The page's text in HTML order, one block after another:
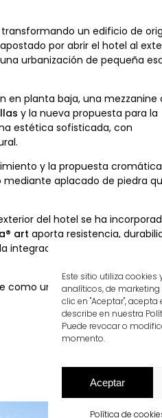
Este sitio utiliza
analíticos, de
clic en "Aceptar",
describe en nuestra
Puede revocar o
momento.
Aceptar
Política de
transformando un edificio de
por abrir el hotel al
urbanización de pequeña
en planta baja, una mezzanine
y la nueva propuesta para la
estética sofisticada, con
y la propuesta cromática
aplacado de piedra
del hotel se ha
art aporta resistencia,
integración del edificio con el
como un referente urbano